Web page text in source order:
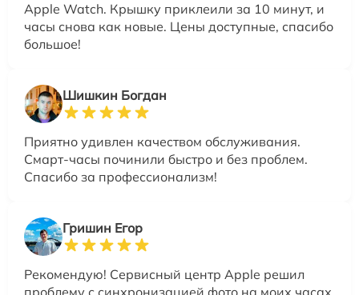
Apple Watch. Крышку приклеили за 10 минут, и
часы снова как новые. Цены доступные, спасибо
большое!
Шишкин Богдан
Приятно удивлен качеством обслуживания.
Смарт-часы починили быстро и без проблем.
Спасибо за профессионализм!
Гришин Егор
Рекомендую! Сервисный центр Apple решил
проблему с синхронизацией фото на моих часах.